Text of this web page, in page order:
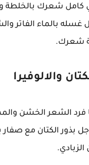
كامل شعرك بالخلطة
بالماء الفاتر
شعرك.
والالوفيرا
فرد الشعر الخشن
بذور الكتان مع صفار